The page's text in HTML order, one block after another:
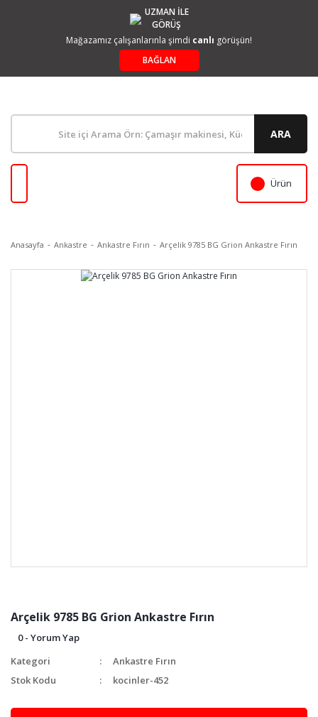
UZMAN İLE
GÖRÜŞ
Mağazamız çalışanlarınla şimdi canlı görüşün!
BAĞLAN
ARA
Ürün
Anasayfa Ankastre Ankastre Fırın Arçelik 9785 BG Grion Ankastre Fırın
Arçelik 9785 BG Grion Ankastre Fırın
0 - Yorum Yap
Kategori
Ankastre Fırın
Stok Kodu
kocinler-452